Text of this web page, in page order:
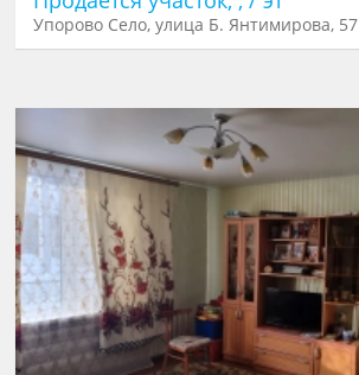
Упорово Село, улица Б. Янтимирова, 57